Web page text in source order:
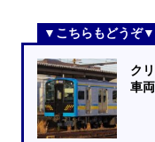
ク
車